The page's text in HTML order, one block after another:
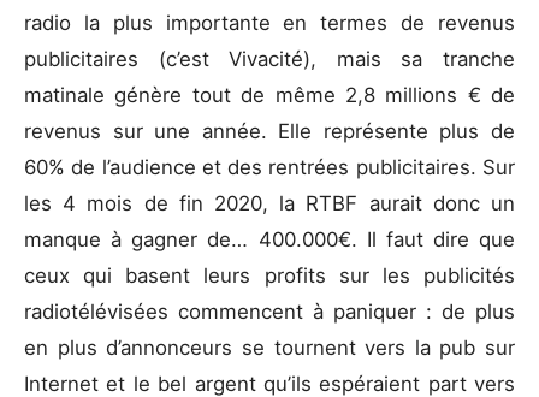
radio la plus importante en termes de revenus
publicitaires (c’est Vivacité), mais sa tranche
matinale génère tout de même 2,8 millions € de
revenus sur une année. Elle représente plus de
60% de l’audience et des rentrées publicitaires. Sur
les 4 mois de fin 2020, la RTBF aurait donc un
manque à gagner de… 400.000€. Il faut dire que
ceux qui basent leurs profits sur les publicités
radiotélévisées commencent à paniquer : de plus
en plus d’annonceurs se tournent vers la pub sur
Internet et le bel argent qu’ils espéraient part vers